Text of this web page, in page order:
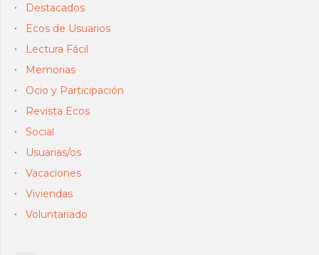
Destacados
Ecos de Usuarios
Lectura Fácil
Memorias
Ocio y Participación
Revista Ecos
Social
Usuarias/os
Vacaciones
Viviendas
Voluntariado